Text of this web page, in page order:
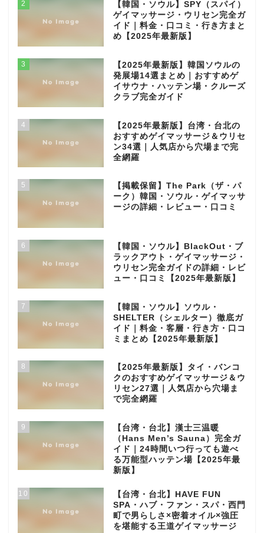
2
【韓国・ソウル】SPY（スパイ）
ゲイマッサージ・ウリセン完全ガ
イド｜料金・口コミ・行き方まと
め【2025年最新版】
3
【2025年最新版】韓国ソウルの
発展場14選まとめ｜おすすめゲ
イサウナ・ハッテン場・クルーズ
クラブ完全ガイド
4
【2025年最新版】台湾・台北の
おすすめゲイマッサージ＆ウリセ
ン34選｜人気店から穴場まで完
全網羅
5
【掲載保留】The Park（ザ・パ
ーク）韓国・ソウル・ゲイマッサ
ージの詳細・レビュー・口コミ
6
【韓国・ソウル】BlackOut・ブ
ラックアウト・ゲイマッサージ・
ウリセン完全ガイドの詳細・レビ
ュー・口コミ【2025年最新版】
7
【韓国・ソウル】ソウル・
SHELTER（シェルター）徹底ガ
イド｜料金・客層・行き方・口コ
ミまとめ【2025年最新版】
8
【2025年最新版】タイ・バンコ
クのおすすめゲイマッサージ＆ウ
リセン27選｜人気店から穴場ま
で完全網羅
9
【台湾・台北】漢士三温暖
（Hans Men’s Sauna）完全ガ
イド｜24時間いつ行っても遊べ
る万能型ハッテン場【2025年最
新版】
10
【台湾・台北】HAVE FUN
SPA・ハブ・ファン・スパ・西門
町で男らしさ×密着オイル×強圧
を堪能する王道ゲイマッサージ